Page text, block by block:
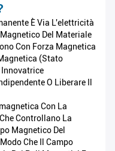
È Via L'elettricità
Del Materiale
Con Forza Magnetica
(stato
Innovatrice
O Liberare Il
Con La
Controllano La
Magnetico Del
Che Il Campo